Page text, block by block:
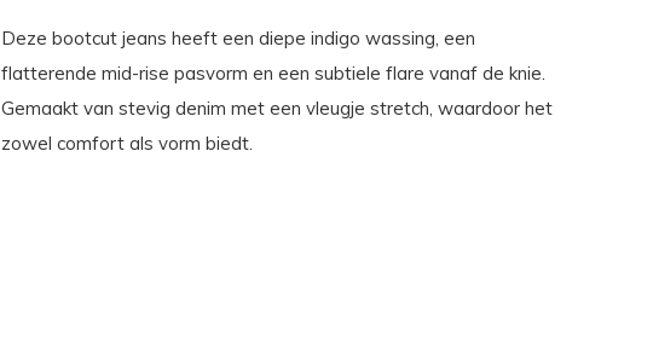
Deze bootcut jeans heeft een diepe indigo wassing, een
flatterende mid-rise pasvorm en een subtiele flare vanaf de knie.
Gemaakt van stevig denim met een vleugje stretch, waardoor het
zowel comfort als vorm biedt.